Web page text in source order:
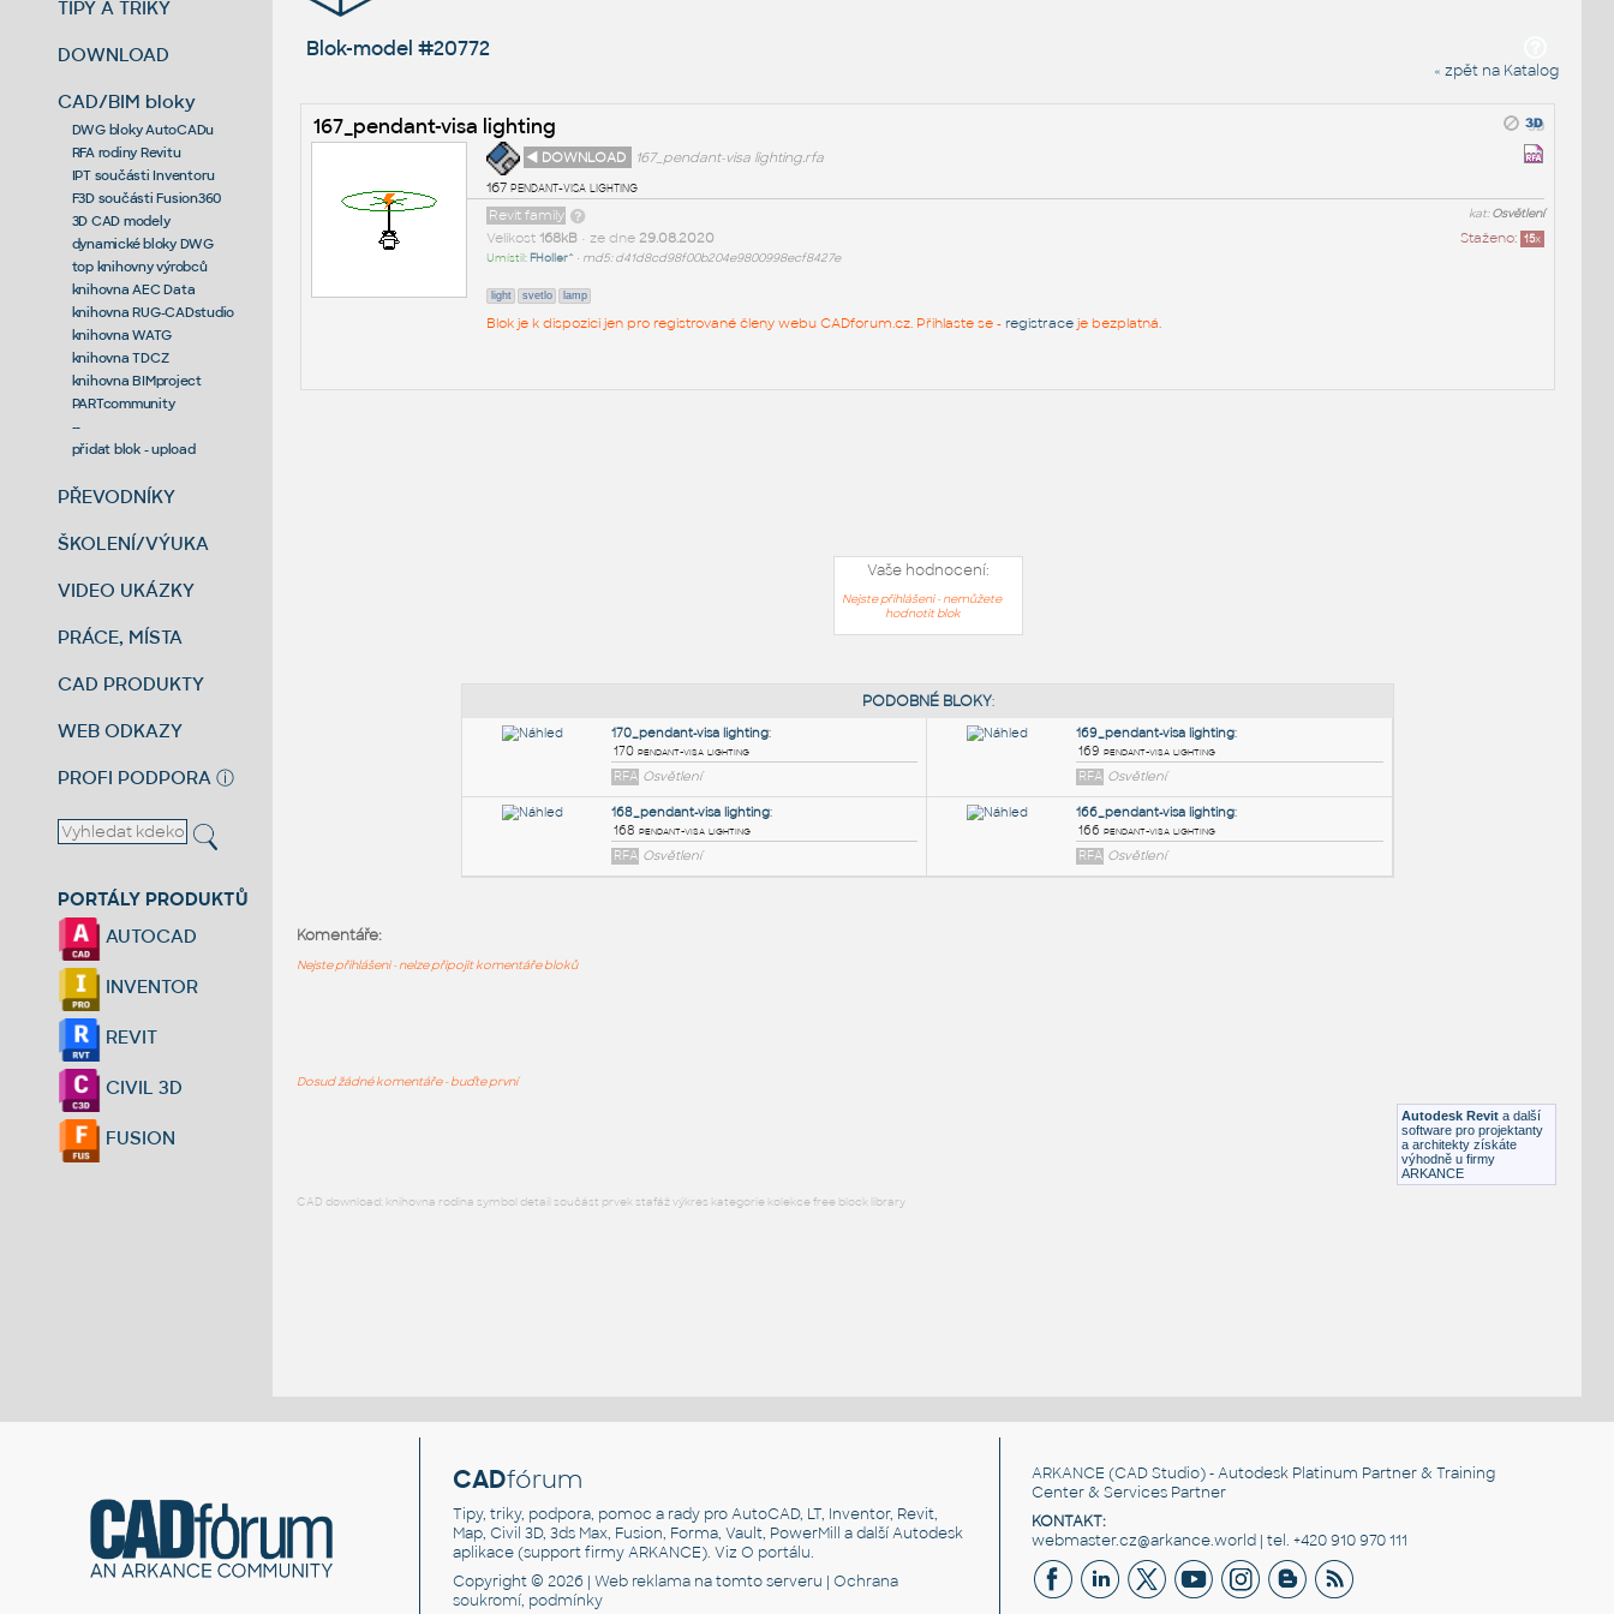
TIPY A TRIKY
DOWNLOAD
CAD/BIM bloky
DWG bloky AutoCADu
RFA rodiny Revitu
IPT součásti Inventoru
F3D součásti Fusion360
3D CAD modely
dynamické bloky DWG
top knihovny výrobců
knihovna AEC Data
knihovna RUG-CADstudio
knihovna WATG
knihovna TDCZ
knihovna BIMproject
PARTcommunity
--
přidat blok - upload
PŘEVODNÍKY
ŠKOLENÍ/VÝUKA
VIDEO UKÁZKY
PRÁCE, MÍSTA
CAD PRODUKTY
WEB ODKAZY
PROFI PODPORA ⓘ
PORTÁLY PRODUKTŮ
AUTOCAD
INVENTOR
REVIT
CIVIL 3D
FUSION
Blok-model #20772
« zpět na Katalog
167_pendant-visa lighting
◄ DOWNLOAD
167_pendant-visa lighting.rfa
167 pendant-visa lighting
kat:Osvětlení
Revit family
Staženo: 15x
Velikost 168kB• ze dne 29.08.2020
Umístil: FHoller^ • md5: d41d8cd98f00b204e9800998ecf8427e
light svetlo lamp
Blok je k dispozici jen pro registrované členy webu CADforum.cz. Přihlaste se - registraceje bezplatná.
Vaše hodnocení:
Nejste přihlášeni - nemůžete
hodnotit blok
Autodesk Revit a další
software pro projektanty
a architekty získáte
výhodně u firmy
ARKANCE
Komentáře:
Nejste přihlášeni - nelze připojit komentáře bloků
Dosud žádné komentáře - buďte první
CAD download: knihovna rodina symbol detail součást prvek stafáž výkres kategorie kolekce free block library
CADfórum
Tipy, triky, podpora, pomoc a rady pro AutoCAD, LT, Inventor, Revit,
Map, Civil 3D, 3ds Max, Fusion, Forma, Vault, PowerMill a další Autodesk
aplikace (support firmy ARKANCE). VizO portálu.
Copyright © 2026 |Web reklama na tomto serveru |Ochrana
soukromí, podmínky
ARKANCE (CAD Studio) - Autodesk Platinum Partner & Training
Center & Services Partner
KONTAKT:
webmaster.cz@arkance.world | tel. +420 910 970 111